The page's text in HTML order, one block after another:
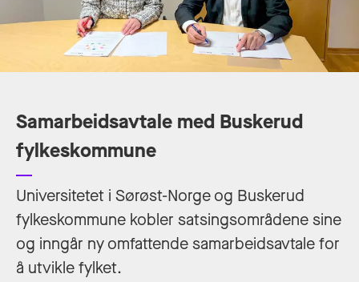
Samarbeidsavtale med Buskerud
fylkeskommune
Universitetet i Sørøst-Norge og Buskerud
fylkeskommune kobler satsingsområdene sine
og inngår ny omfattende samarbeidsavtale for
å utvikle fylket.